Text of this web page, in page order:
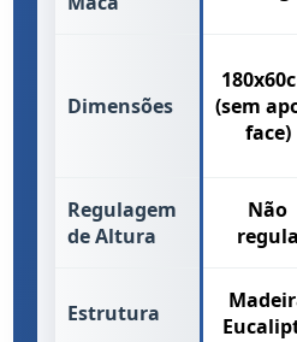
Dimensões
(sem
face)
Regulagem
de Altura
Não
Estrutura